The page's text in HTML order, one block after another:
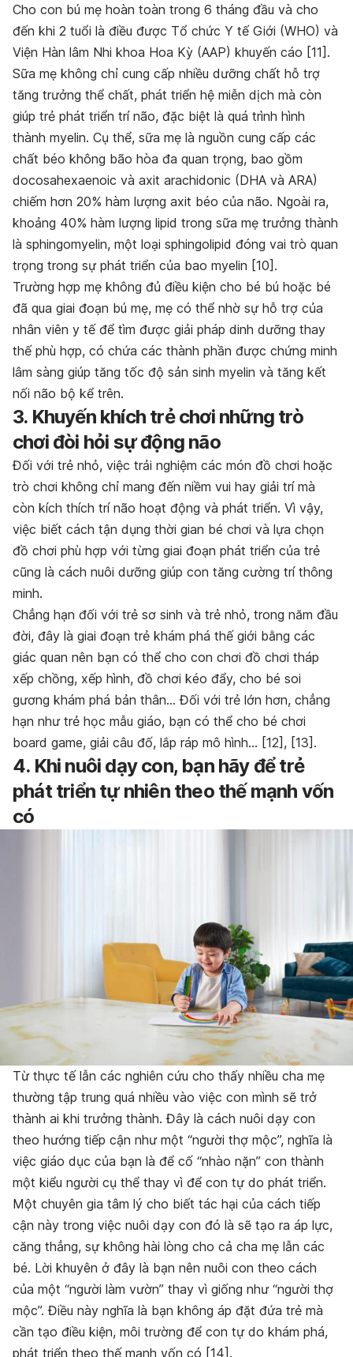
Cho con bú mẹ hoàn toàn trong 6 tháng đầu và cho
đến khi 2 tuổi là điều được Tổ chức Y tế Giới (WHO) và
Viện Hàn lâm Nhi khoa Hoa Kỳ (AAP) khuyến cáo [11].
Sữa mẹ không chỉ cung cấp nhiều dưỡng chất hỗ trợ
tăng trưởng thể chất, phát triển hệ miễn dịch mà còn
giúp trẻ phát triển trí não, đặc biệt là quá trình hình
thành myelin. Cụ thể, sữa mẹ là nguồn cung cấp các
chất béo không bão hòa đa quan trọng, bao gồm
docosahexaenoic và axit arachidonic (DHA và ARA)
chiếm hơn 20% hàm lượng axit béo của não. Ngoài ra,
khoảng 40% hàm lượng lipid trong sữa mẹ trưởng thành
là sphingomyelin, một loại sphingolipid đóng vai trò quan
trọng trong sự phát triển của bao myelin [10].
Trường hợp mẹ không đủ điều kiện cho bé bú hoặc bé
đã qua giai đoạn bú mẹ, mẹ có thể nhờ sự hỗ trợ của
nhân viên y tế để tìm được giải pháp dinh dưỡng thay
thế phù hợp, có chứa các thành phần được chứng minh
lâm sàng giúp tăng tốc độ sản sinh myelin và tăng kết
nối não bộ kể trên.
3. Khuyến khích trẻ chơi những trò
chơi đòi hỏi sự động não
Đối với trẻ nhỏ, việc trải nghiệm các món đồ chơi hoặc
trò chơi không chỉ mang đến niềm vui hay giải trí mà
còn kích thích trí não hoạt động và phát triển. Vì vậy,
việc biết cách tận dụng thời gian bé chơi và lựa chọn
đồ chơi phù hợp với từng giai đoạn phát triển của trẻ
cũng là cách nuôi dưỡng giúp con tăng cường trí thông
minh.
Chẳng hạn đối với trẻ sơ sinh và trẻ nhỏ, trong năm đầu
đời, đây là giai đoạn trẻ khám phá thế giới bằng các
giác quan nên bạn có thể cho con chơi đồ chơi tháp
xếp chồng, xếp hình, đồ chơi kéo đẩy, cho bé soi
gương khám phá bản thân… Đối với trẻ lớn hơn, chẳng
hạn như trẻ học mẫu giáo, bạn có thể cho bé chơi
board game, giải câu đố, lắp ráp mô hình… [12], [13].
4. Khi nuôi dạy con, bạn hãy để trẻ
phát triển tự nhiên theo thế mạnh vốn
có
Từ thực tế lẫn các nghiên cứu cho thấy nhiều cha mẹ
thường tập trung quá nhiều vào việc con mình sẽ trở
thành ai khi trưởng thành. Đây là cách nuôi dạy con
theo hướng tiếp cận như một “người thợ mộc”, nghĩa là
việc giáo dục của bạn là để cố “nhào nặn” con thành
một kiểu người cụ thể thay vì để con tự do phát triển.
Một chuyên gia tâm lý cho biết tác hại của cách tiếp
cận này trong việc nuôi dạy con đó là sẽ tạo ra áp lực,
căng thẳng, sự không hài lòng cho cả cha mẹ lẫn các
bé. Lời khuyên ở đây là bạn nên nuôi con theo cách
của một “người làm vườn” thay vì giống như “người thợ
mộc”. Điều này nghĩa là bạn không áp đặt đứa trẻ mà
cần tạo điều kiện, môi trường để con tự do khám phá,
phát triển theo thế mạnh vốn có [14].